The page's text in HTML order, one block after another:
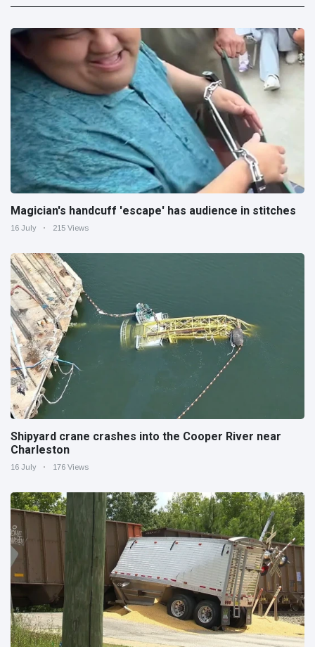
Magician's handcuff 'escape' has audience in stitches
16 July 215 Views
Shipyard crane crashes into the Cooper River near
Charleston
16 July 176 Views